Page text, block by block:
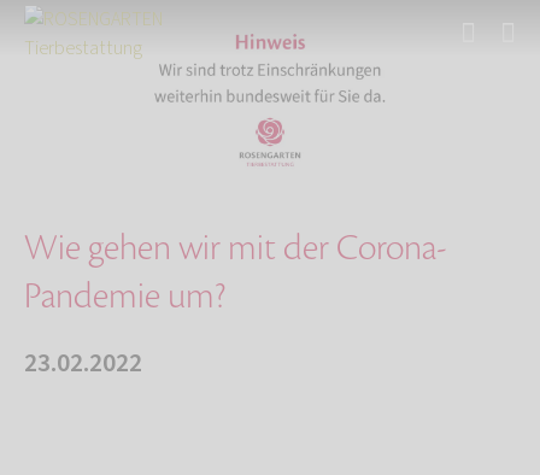
Aktuelles
Wie gehen wir mit der Corona-Pandemie um?
Wie gehen wir mit der Corona-
Pandemie um?
23.02.2022